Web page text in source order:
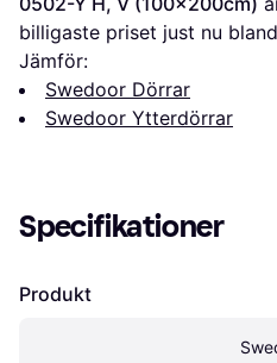
billigaste priset just nu bland
Jämför:
Swedoor Dörrar
Swedoor Ytterdörrar
Specifikationer
Produkt